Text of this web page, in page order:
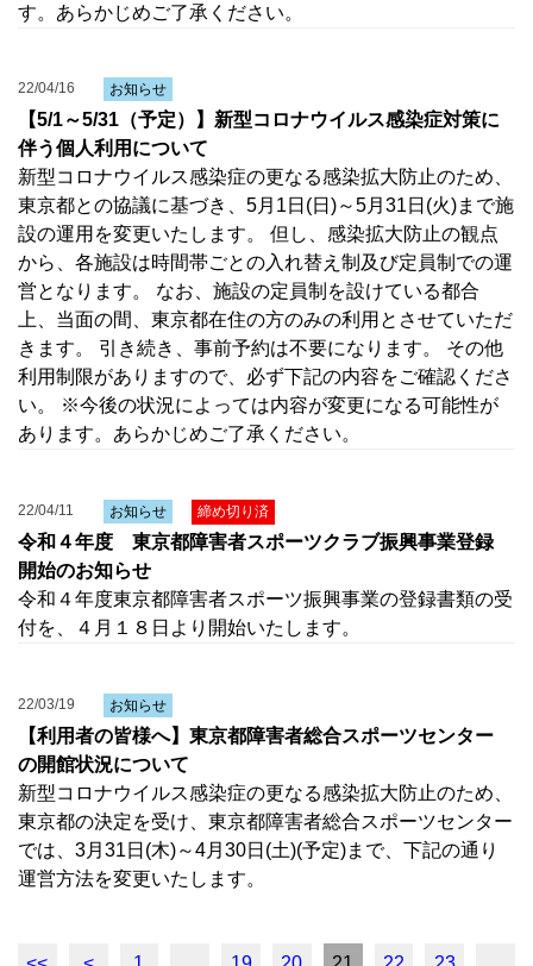
す。あらかじめご了承ください。
22/04/16 お知らせ
【5/1～5/31（予定）】新型コロナウイルス感染症対策に
伴う個人利用について
新型コロナウイルス感染症の更なる感染拡大防止のため、
東京都との協議に基づき、5月1日(日)～5月31日(火)まで施
設の運用を変更いたします。 但し、感染拡大防止の観点
から、各施設は時間帯ごとの入れ替え制及び定員制での運
営となります。 なお、施設の定員制を設けている都合
上、当面の間、東京都在住の方のみの利用とさせていただ
きます。 引き続き、事前予約は不要になります。 その他
利用制限がありますので、必ず下記の内容をご確認くださ
い。 ※今後の状況によっては内容が変更になる可能性が
あります。あらかじめご了承ください。
22/04/11 お知らせ 締め切り済
令和４年度 東京都障害者スポーツクラブ振興事業登録
開始のお知らせ
令和４年度東京都障害者スポーツ振興事業の登録書類の受
付を、４月１８日より開始いたします。
22/03/19 お知らせ
【利用者の皆様へ】東京都障害者総合スポーツセンター
の開館状況について
新型コロナウイルス感染症の更なる感染拡大防止のため、
東京都の決定を受け、東京都障害者総合スポーツセンター
では、3月31日(木)～4月30日(土)(予定)まで、下記の通り
運営方法を変更いたします。